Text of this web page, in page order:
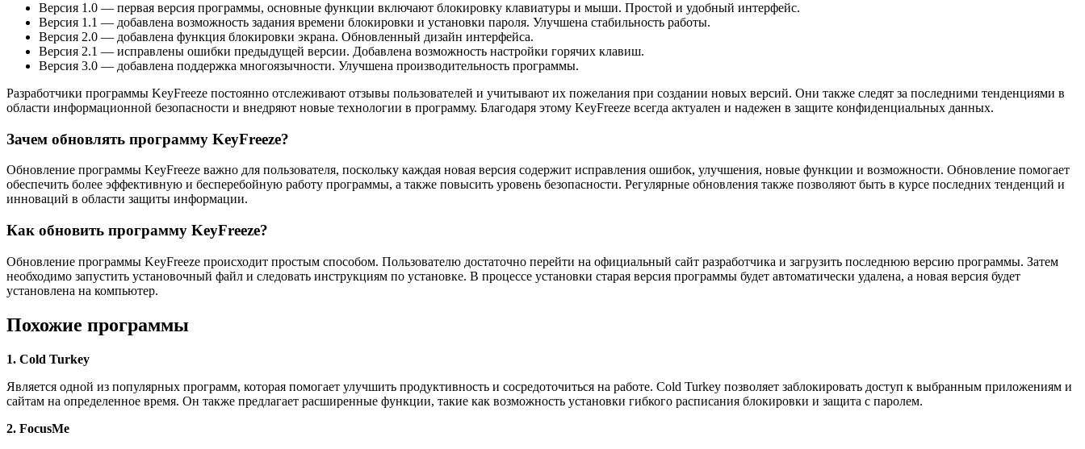
Версия 1.0 — первая версия программы, основные функции включают блокировку клавиатуры и мыши. Простой и удобный интерфейс.
Версия 1.1 — добавлена возможность задания времени блокировки и установки пароля. Улучшена стабильность работы.
Версия 2.0 — добавлена функция блокировки экрана. Обновленный дизайн интерфейса.
Версия 2.1 — исправлены ошибки предыдущей версии. Добавлена возможность настройки горячих клавиш.
Версия 3.0 — добавлена поддержка многоязычности. Улучшена производительность программы.
Разработчики программы KeyFreeze постоянно отслеживают отзывы пользователей и учитывают их пожелания при создании новых версий. Они также следят за последними тенденциями в
области информационной безопасности и внедряют новые технологии в программу. Благодаря этому KeyFreeze всегда актуален и надежен в защите конфиденциальных данных.
Зачем обновлять программу KeyFreeze?
Обновление программы KeyFreeze важно для пользователя, поскольку каждая новая версия содержит исправления ошибок, улучшения, новые функции и возможности. Обновление помогает
обеспечить более эффективную и бесперебойную работу программы, а также повысить уровень безопасности. Регулярные обновления также позволяют быть в курсе последних тенденций и
инноваций в области защиты информации.
Как обновить программу KeyFreeze?
Обновление программы KeyFreeze происходит простым способом. Пользователю достаточно перейти на официальный сайт разработчика и загрузить последнюю версию программы. Затем
необходимо запустить установочный файл и следовать инструкциям по установке. В процессе установки старая версия программы будет автоматически удалена, а новая версия будет
установлена на компьютер.
Похожие программы
1. Cold Turkey
Является одной из популярных программ, которая помогает улучшить продуктивность и сосредоточиться на работе. Cold Turkey позволяет заблокировать доступ к выбранным приложениям и
сайтам на определенное время. Он также предлагает расширенные функции, такие как возможность установки гибкого расписания блокировки и защита с паролем.
2. FocusMe